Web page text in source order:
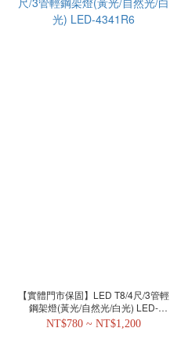
【實體門市保固】LED T8/4尺/3管輕
鋼架燈(黃光/自然光/白光) LED-
4341R6
NT$780 ~ NT$1,200